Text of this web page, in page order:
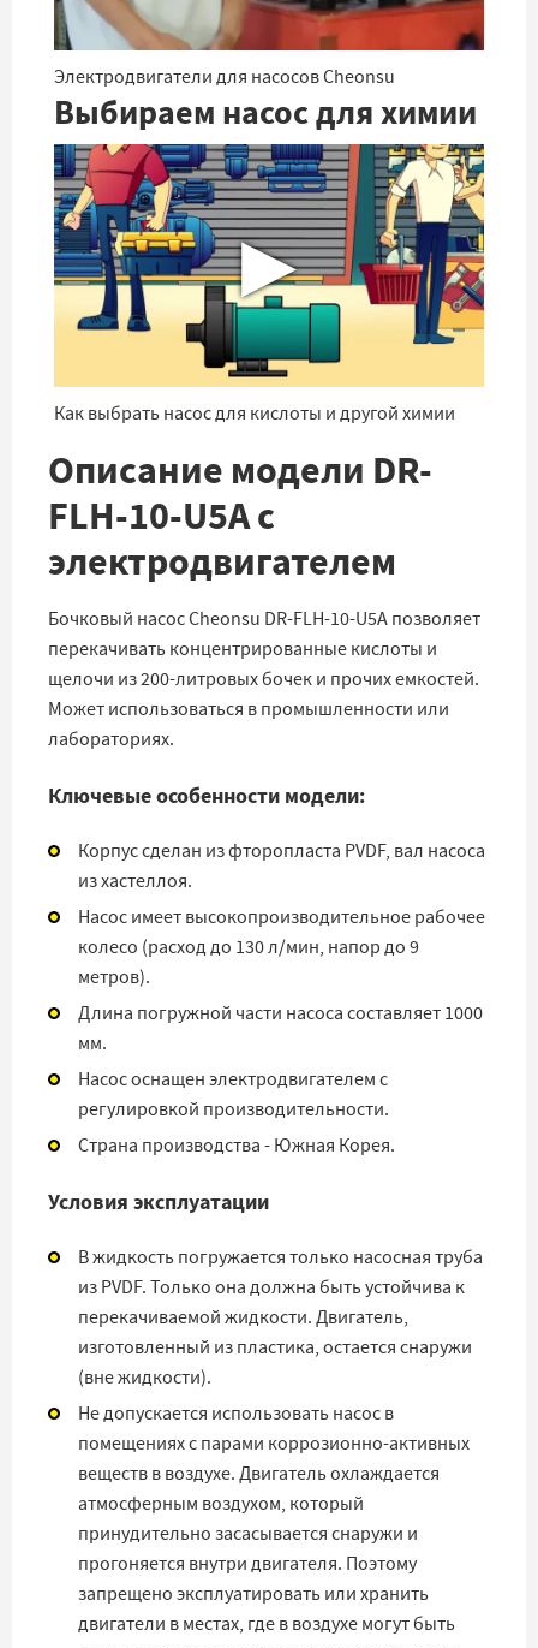
Электродвигатели для насосов Cheonsu
Выбираем насос для химии
▶
Как выбрать насос для кислоты и другой химии
Описание модели DR-
FLH-10-U5A с
электродвигателем
Бочковый насос Cheonsu DR-FLH-10-U5A позволяет
перекачивать концентрированные кислоты и
щелочи из 200-литровых бочек и прочих емкостей.
Может использоваться в промышленности или
лабораториях.
Ключевые особенности модели:
Корпус сделан из фторопласта PVDF, вал насоса
из хастеллоя.
Насос имеет высокопроизводительное рабочее
колесо (расход до 130 л/мин, напор до 9
метров).
Длина погружной части насоса составляет 1000
мм.
Насос оснащен электродвигателем с
регулировкой производительности.
Страна производства - Южная Корея.
Условия эксплуатации
В жидкость погружается только насосная труба
из PVDF. Только она должна быть устойчива к
перекачиваемой жидкости. Двигатель,
изготовленный из пластика, остается снаружи
(вне жидкости).
Не допускается использовать насос в
помещениях с парами коррозионно-активных
веществ в воздухе. Двигатель охлаждается
атмосферным воздухом, который
принудительно засасывается снаружи и
прогоняется внутри двигателя. Поэтому
запрещено эксплуатировать или хранить
двигатели в местах, где в воздухе могут быть